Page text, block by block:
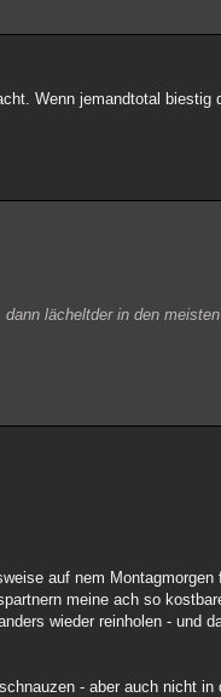
Wenn jemandtotal biestig
lächeltder in den
auf nem
meine ach so
wieder reinholen - und
- aber auch nicht